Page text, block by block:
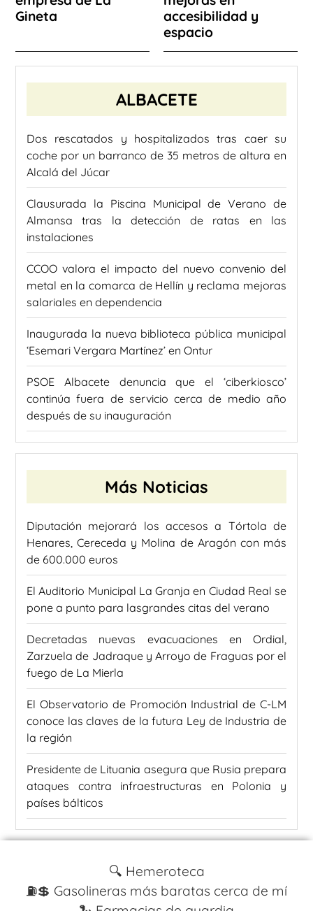
Gineta
accesibilidad y
espacio
ALBACETE
Dos rescatados y hospitalizados tras caer su
coche por un barranco de 35 metros de altura en
Alcalá del Júcar
Clausurada la Piscina Municipal de Verano de
Almansa tras la detección de ratas en las
instalaciones
CCOO valora el impacto del nuevo convenio del
metal en la comarca de Hellín y reclama mejoras
salariales en dependencia
Inaugurada la nueva biblioteca pública municipal
‘Esemari Vergara Martínez’ en Ontur
PSOE Albacete denuncia que el ‘ciberkiosco’
continúa fuera de servicio cerca de medio año
después de su inauguración
Más Noticias
Diputación mejorará los accesos a Tórtola de
Henares, Cereceda y Molina de Aragón con más
de 600.000 euros
El Auditorio Municipal La Granja en Ciudad Real se
pone a punto para lasgrandes citas del verano
Decretadas nuevas evacuaciones en Ordial,
Zarzuela de Jadraque y Arroyo de Fraguas por el
fuego de La Mierla
El Observatorio de Promoción Industrial de C-LM
conoce las claves de la futura Ley de Industria de
la región
Presidente de Lituania asegura que Rusia prepara
ataques contra infraestructuras en Polonia y
países bálticos
🔍 Hemeroteca
⛽️💲 Gasolineras más baratas cerca de mí